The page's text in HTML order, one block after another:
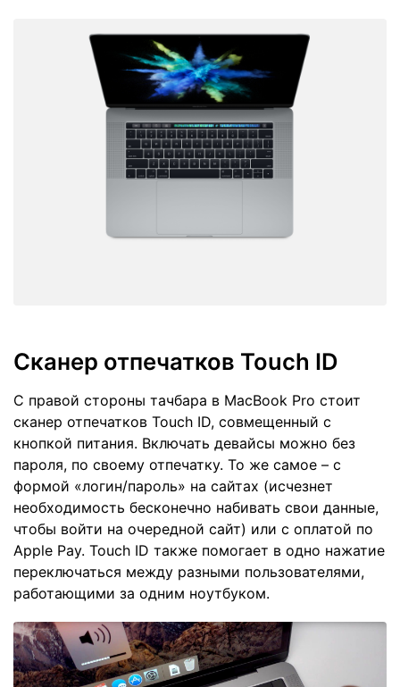
Сканер отпечатков Touch ID
С правой стороны тачбара в MacBook Pro стоит
сканер отпечатков Touch ID, совмещенный с
кнопкой питания. Включать девайсы можно без
пароля, по своему отпечатку. То же самое – с
формой «логин/пароль» на сайтах (исчезнет
необходимость бесконечно набивать свои данные,
чтобы войти на очередной сайт) или с оплатой по
Apple Pay. Touch ID также помогает в одно нажатие
переключаться между разными пользователями,
работающими за одним ноутбуком.